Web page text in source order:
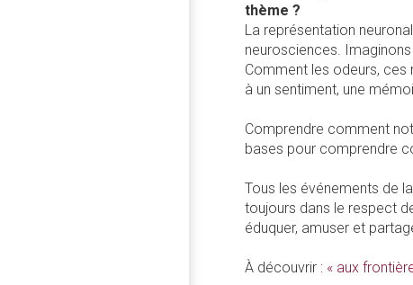
thème ?
La représentation
neurosciences.
Comment les odeurs,
à un sentiment, une
Comprendre comment
bases pour comprendre
Tous les événements de
toujours dans le respect
éduquer, amuser et
À découvrir : « aux